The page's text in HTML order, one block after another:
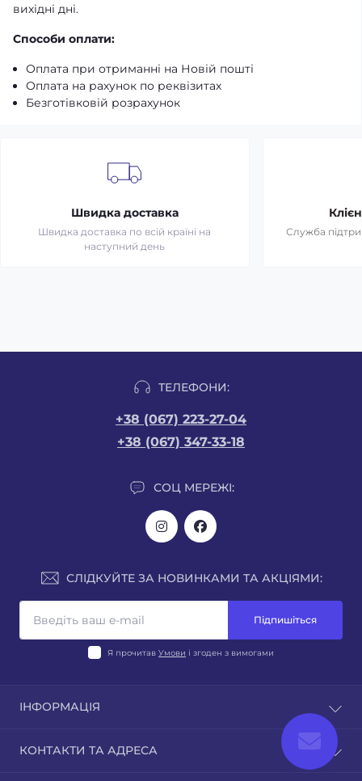
вихідні дні.
Способи оплати:
Оплата при отриманні на Новій пошті
Оплата на рахунок по реквізитах
Безготівковій розрахунок
Швидка доставка
Швидка доставка по всій країні на
наступний день
Служба
ТЕЛЕФОНИ:
+38 (067) 223-27-04
+38 (067) 347-33-18
СОЦ МЕРЕЖІ:
СЛІДКУЙТЕ ЗА НОВИНКАМИ ТА АКЦІЯМИ:
Підпишіться
Я прочитав Умови і згоден з вимогами
ІНФОРМАЦІЯ
Відгуки
КОНТАКТИ ТА АДРЕСА